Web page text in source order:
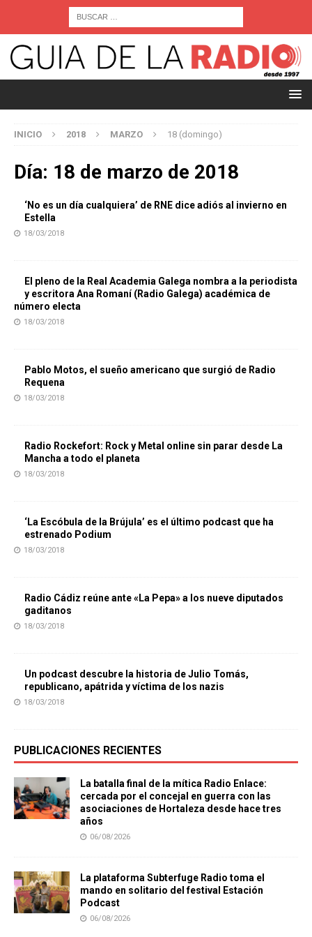
INICIO 2018 MARZO 18 (domingo)
Día: 18 de marzo de 2018
‘No es un día cualquiera’ de RNE dice adiós al invierno en
Estella
18/03/2018
El pleno de la Real Academia Galega nombra a la periodista
y escritora Ana Romaní (Radio Galega) académica de
número electa
18/03/2018
Pablo Motos, el sueño americano que surgió de Radio
Requena
18/03/2018
Radio Rockefort: Rock y Metal online sin parar desde La
Mancha a todo el planeta
18/03/2018
‘La Escóbula de la Brújula’ es el último podcast que ha
estrenado Podium
18/03/2018
Radio Cádiz reúne ante «La Pepa» a los nueve diputados
gaditanos
18/03/2018
Un podcast descubre la historia de Julio Tomás,
republicano, apátrida y víctima de los nazis
18/03/2018
PUBLICACIONES RECIENTES
La batalla final de la mítica Radio Enlace:
cercada por el concejal en guerra con las
asociaciones de Hortaleza desde hace tres
años
06/08/2026
La plataforma Subterfuge Radio toma el
mando en solitario del festival Estación
Podcast
06/08/2026